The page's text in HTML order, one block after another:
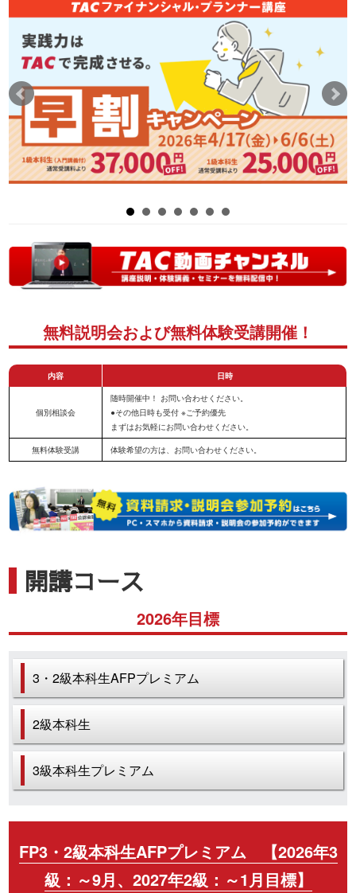
無料説明会および無料体験受講開催！
内容 日時
個別相談会
随時開催中！ お問い合わせください。
●その他日時も受付 ※ご予約優先
まずはお気軽にお問い合わせください。
無料体験受講 体験希望の方は、お問い合わせください。
開講コース
2026年目標
3・2級本科生AFPプレミアム
2級本科生
3級本科生プレミアム
FP3・2級本科生AFPプレミアム 【2026年3
級：～9月、2027年2級：～1月目標】